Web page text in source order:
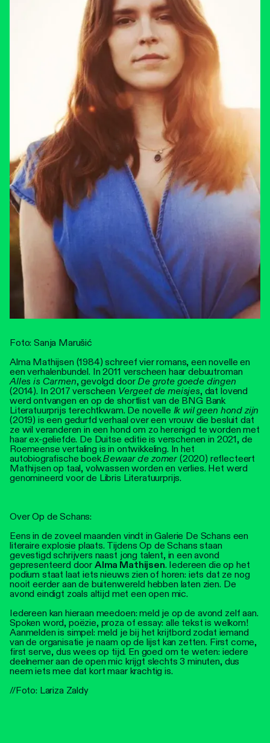
Foto: Sanja Marušić
Alma Mathijsen (1984) schreef vier romans, een novelle en
een verhalenbundel. In 2011 verscheen haar debuutroman
Alles is Carmen, gevolgd door De grote goede dingen
(2014). In 2017 verscheen Vergeet de meisjes, dat lovend
werd ontvangen en op de shortlist van de BNG Bank
Literatuurprijs terechtkwam. De novelle Ik wil geen hond zijn
(2019) is een gedurfd verhaal over een vrouw die besluit dat
ze wil veranderen in een hond om zo herenigd te worden met
haar ex-geliefde. De Duitse editie is verschenen in 2021, de
Roemeense vertaling is in ontwikkeling. In het
autobiografische boekBewaar de zomer (2020) reflecteert
Mathijsen op taal, volwassen worden en verlies. Het werd
genomineerd voor de Libris Literatuurprijs.
Over Op de Schans:
Eens in de zoveel maanden vindt in Galerie De Schans een
literaire explosie plaats. Tijdens Op de Schans staan
gevestigd schrijvers naast jong talent, in een avond
gepresenteerd door Alma Mathijsen. Iedereen die op het
podium staat laat iets nieuws zien of horen: iets dat ze nog
nooit eerder aan de buitenwereld hebben laten zien. De
avond eindigt zoals altijd met een open mic.
Iedereen kan hieraan meedoen: meld je op de avond zelf aan.
Spoken word, poëzie, proza of essay: alle tekst is welkom!
Aanmelden is simpel: meld je bij het krijtbord zodat iemand
van de organisatie je naam op de lijst kan zetten. First come,
first serve, dus wees op tijd. En goed om te weten: iedere
deelnemer aan de open mic krijgt slechts 3 minuten, dus
neem iets mee dat kort maar krachtig is.
//Foto: Lariza Zaldy